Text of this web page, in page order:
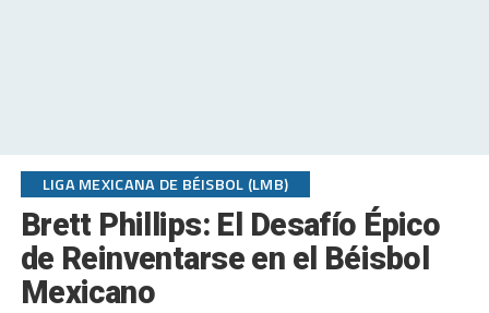
LIGA MEXICANA DE BÉISBOL (LMB)
Brett Phillips: El Desafío Épico
de Reinventarse en el Béisbol
Mexicano